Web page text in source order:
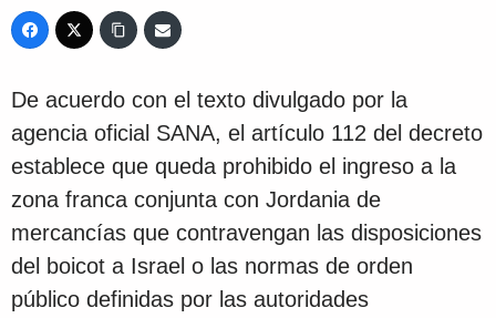
De acuerdo con el texto divulgado por la
agencia oficial SANA, el artículo 112 del decreto
establece que queda prohibido el ingreso a la
zona franca conjunta con Jordania de
mercancías que contravengan las disposiciones
del boicot a Israel o las normas de orden
público definidas por las autoridades